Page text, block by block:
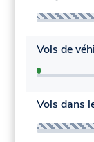
Vols de
Vols dans